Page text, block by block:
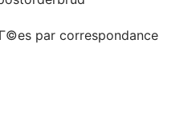
par correspondance